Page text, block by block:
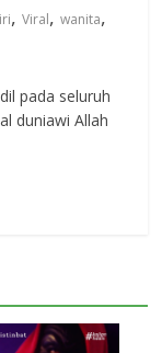
,Viral,wanita,
pada seluruh
duniawi Allah